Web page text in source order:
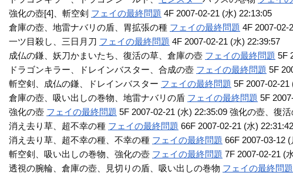
強化の壺[4]、斬空剣 フェイの最終問題 4F 2007-02-21 (水) 22:13:05
倉庫の壺、地雷ナバリの盾、胃拡張の種 フェイの最終問題 4F 2007-02-
一ツ目殺し、三日月刀 フェイの最終問題 4F 2007-02-21 (水) 22:39:57
成仏の鎌、妖刀かまいたち、復活の草、倉庫の壺 フェイの最終問題 5F
ドラゴンキラー、ドレインバスター、合成の壺 フェイの最終問題 5F
斬空剣、成仏の鎌、ドレインバスター フェイの最終問題 5F 2007-02-21
倉庫の壺、吸い出しの巻物、地雷ナバリの盾 フェイの最終問題 5F
強化の壺 フェイの最終問題 5F 2007-02-21 (水) 22:35:09 強化の壺、復
消え去り草、超不幸の種 フェイの最終問題 66F 2007-02-21 (水) 22:31:42
消え去り草、超不幸の種、不幸の種 フェイの最終問題 66F 2007-03-12
斬空剣、吸い出しの巻物、強化の壺 フェイの最終問題 7F 2007-02-21 (
透視の腕輪、倉庫の壺、見切りの盾、吸い出しの巻物 フェイの最終問題